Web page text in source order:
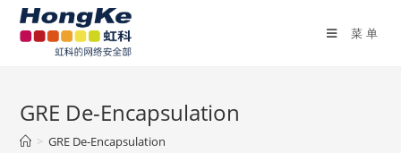
菜单
GRE De-Encapsulation
> GRE De-Encapsulation